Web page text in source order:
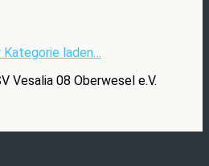
laden…
Vesalia 08 Oberwesel e.V.